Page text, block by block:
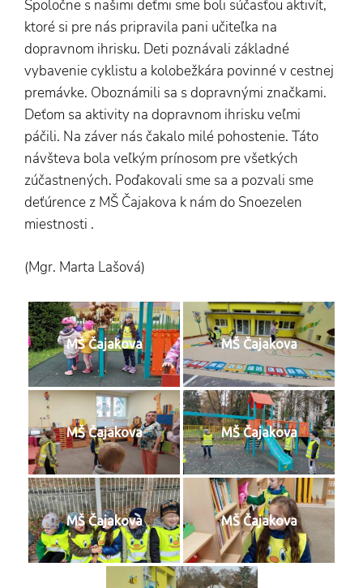
Spoločne s našimi deťmi sme boli súčasťou aktivít,
ktoré si pre nás pripravila pani učiteľka na
dopravnom ihrisku. Deti poznávali základné
vybavenie cyklistu a kolobežkára povinné v cestnej
premávke. Oboznámili sa s dopravnými značkami.
Deťom sa aktivity na dopravnom ihrisku veľmi
páčili. Na záver nás čakalo milé pohostenie. Táto
návšteva bola veľkým prínosom pre všetkých
zúčastnených. Poďakovali sme sa a pozvali sme
deťúrence z MŠ Čajakova k nám do Snoezelen
miestnosti .
(Mgr. Marta Lašová)
MŠ Čajakova MŠ Čajakova
MŠ Čajakova MŠ Čajakova
MŠ Čajakova MŠ Čajakova